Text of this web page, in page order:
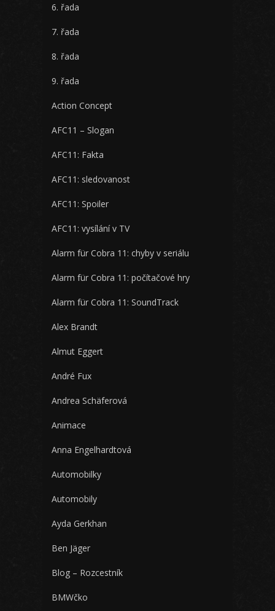
6. řada
7. řada
8. řada
9. řada
Action Concept
AFC11 – Slogan
AFC11: Fakta
AFC11: sledovanost
AFC11: Spoiler
AFC11: vysílání v TV
Alarm für Cobra 11: chyby v seriálu
Alarm für Cobra 11: počítačové hry
Alarm für Cobra 11: SoundTrack
Alex Brandt
Almut Eggert
André Fux
Andrea Schäferová
Animace
Anna Engelhardtová
Automobilky
Automobily
Ayda Gerkhan
Ben Jäger
Blog – Rozcestník
BMWčko